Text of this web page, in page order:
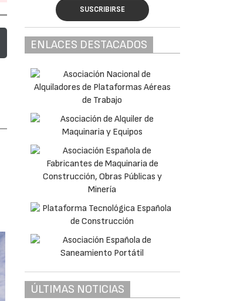
SUSCRIBIRSE
ENLACES DESTACADOS
ÚLTIMAS NOTICIAS